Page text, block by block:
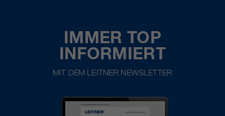
IMMER TOP
INFORMIERT
MIT DEM LEITNER NEWSLETTER